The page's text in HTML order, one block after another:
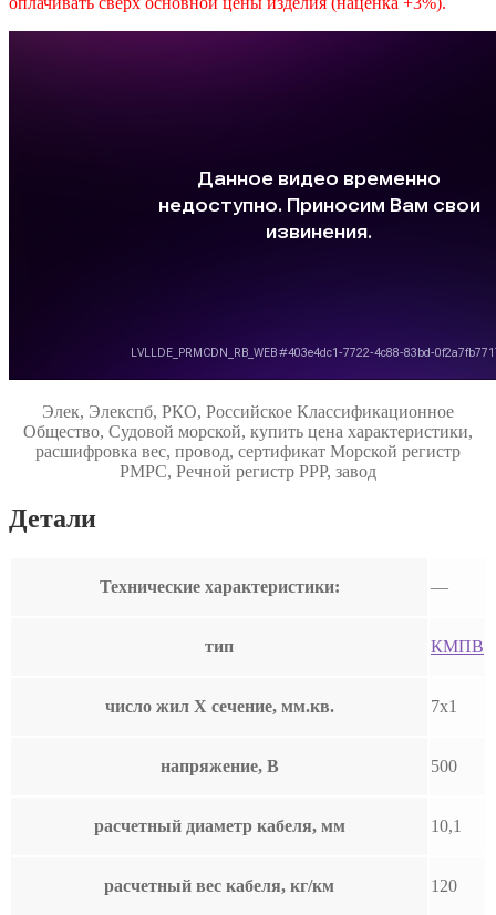
Элек, Элекспб, РКО, Российское Классификационное
Общество, Судовой морской, купить цена характеристики,
расшифровка вес, провод, сертификат Морской регистр
РМРС, Речной регистр РРР, завод
Детали
Технические характеристики: —
тип КМПВ
число жил Х сечение, мм.кв. 7х1
напряжение, В 500
расчетный диаметр кабеля, мм 10,1
расчетный вес кабеля, кг/км 120